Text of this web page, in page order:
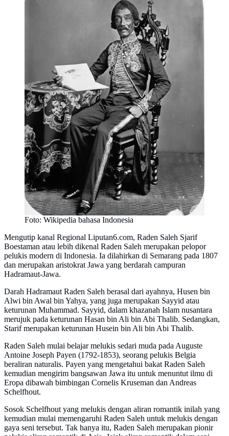
Foto: Wikipedia bahasa Indonesia
Mengutip kanal Regional Liputan6.com, Raden Saleh Sjarif
Boestaman atau lebih dikenal Raden Saleh merupakan pelopor
pelukis modern di Indonesia. Ia dilahirkan di Semarang pada 1807
dan merupakan aristokrat Jawa yang berdarah campuran
Hadramaut-Jawa.
Darah Hadramaut Raden Saleh berasal dari ayahnya, Husen bin
Alwi bin Awal bin Yahya, yang juga merupakan Sayyid atau
keturunan Muhammad. Sayyid, dalam khazanah Islam nusantara
merujuk pada keturunan Hasan bin Ali bin Abi Thalib. Sedangkan,
Starif merupakan keturunan Husein bin Ali bin Abi Thalib.
Raden Saleh mulai belajar melukis sedari muda pada Auguste
Antoine Joseph Payen (1792-1853), seorang pelukis Belgia
beraliran naturalis. Payen yang mengetahui bakat Raden Saleh
kemudian mengirim bangsawan Jawa itu untuk menuntut ilmu di
Eropa dibawah bimbingan Cornelis Kruseman dan Andreas
Schelfhout.
Sosok Schelfhout yang melukis dengan aliran romantik inilah yang
kemudian mulai memengaruhi Raden Saleh untuk melukis dengan
gaya seni tersebut. Tak hanya itu, Raden Saleh merupakan pionir